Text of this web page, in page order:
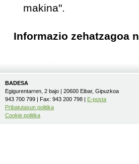
makina".
Informazio zehatzagoa
BADESA
Egigurentarren, 2 bajo | 20600 Eibar, Gipuzkoa
943 700 799 | Fax: 943 200 798 | E-posta
Pribatutasun politika
Cookie politika